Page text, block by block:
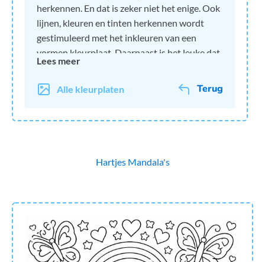
herkennen. En dat is zeker niet het enige. Ook
lijnen, kleuren en tinten herkennen wordt
gestimuleerd met het inkleuren van een
vormen kleurplaat. Daarnaast is het leuke dat
vormen geen standaard kleuren hebben.
Reden genoeg dus om helemaal zelf de
mooiste kleuren uit te kiezen om de vormen
van Kleurplaat24 zijn daarnaast helemaal
ontwikkeling voor jouw kind!
Kleur de vormen
binnen de lijntjes in
Lees meer
Terug
Alle kleurplaten
Hartjes Mandala's